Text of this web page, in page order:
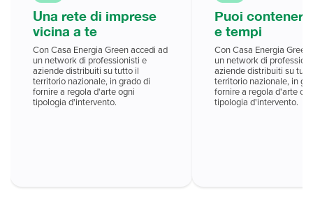
Una rete di imprese
vicina a te
Con Casa Energia Green accedi ad
un network di professionisti e
aziende distribuiti su tutto il
territorio nazionale, in grado di
fornire a regola d'arte ogni
tipologia d'intervento.
Puoi
e tempi
Con Casa Energia
un network di
aziende distribuiti su
territorio nazionale, in
fornire a regola d'arte
tipologia d'intervento.